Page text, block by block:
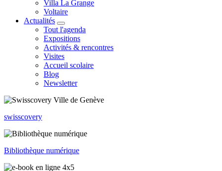
Villa La Grange
Voltaire
Actualités
Tout l'agenda
Expositions
Activités & rencontres
Visites
Accueil scolaire
Blog
Newsletter
swisscovery
Bibliothèque numérique